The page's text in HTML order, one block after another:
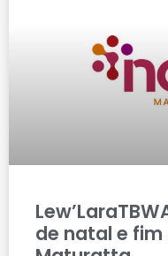
de natal e